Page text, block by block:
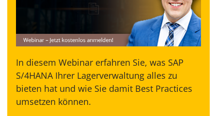
In diesem Webinar erfahren Sie, was SAP
S/4HANA Ihrer Lagerverwaltung alles zu
bieten hat und wie Sie damit Best Practices
umsetzen können.